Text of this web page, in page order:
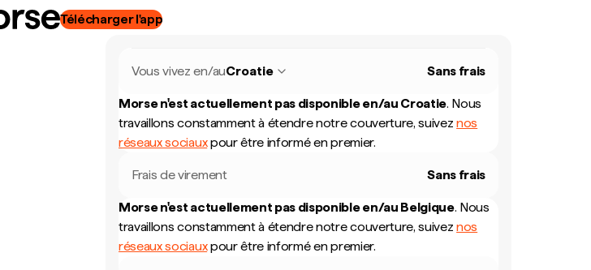
Télécharger l'app
Vous vivez en/auCroatie Sans frais
Morse n'est actuellement pas disponible en/au Croatie. Nous
travaillons constamment à étendre notre couverture, suiveznos
réseaux sociauxpour être informé en premier.
Frais de virement Sans frais
Morse n'est actuellement pas disponible en/au Belgique. Nous
travaillons constamment à étendre notre couverture, suiveznos
réseaux sociauxpour être informé en premier.